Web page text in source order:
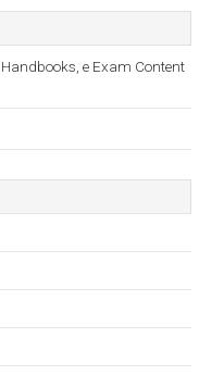
e Exam Content